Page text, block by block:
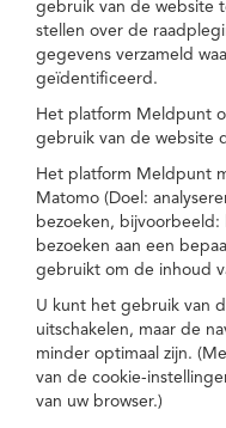
gebruik van de website
stellen over de
gegevens verzameld
geïdentificeerd.
Het platform Meldpunt
gebruik van de website
Het platform Meldpunt
Matomo (Doel:
bezoeken,
bezoeken aan een
gebruikt om de inhoud
U kunt het gebruik van
uitschakelen, maar de
minder optimaal zijn.
van de cookie-
van uw browser.)